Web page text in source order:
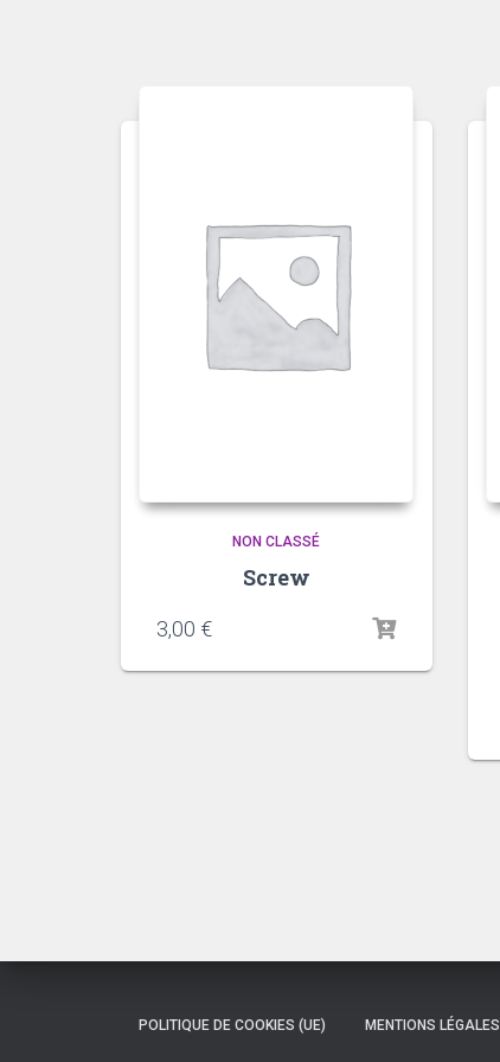
NON CLASSÉ
Screw
3,00 €
POLITIQUE DE COOKIES (UE) MENTIONS LÉGALES